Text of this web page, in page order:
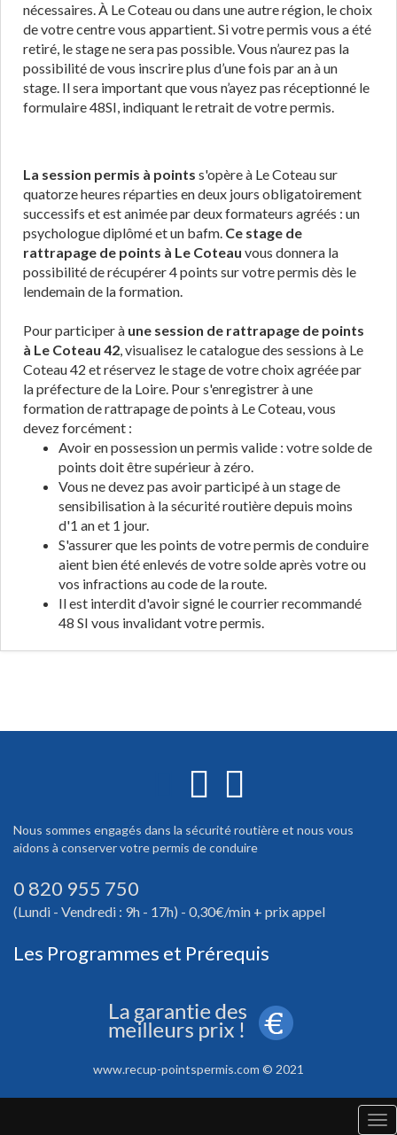
nécessaires. À Le Coteau ou dans une autre région, le choix
de votre centre vous appartient. Si votre permis vous a été
retiré, le stage ne sera pas possible. Vous n’aurez pas la
possibilité de vous inscrire plus d’une fois par an à un
stage. Il sera important que vous n’ayez pas réceptionné le
formulaire 48SI, indiquant le retrait de votre permis.
La session permis à points s'opère à Le Coteau sur
quatorze heures réparties en deux jours obligatoirement
successifs et est animée par deux formateurs agréés : un
psychologue diplômé et un bafm. Ce stage de
rattrapage de points à Le Coteau vous donnera la
possibilité de récupérer 4 points sur votre permis dès le
lendemain de la formation.
Pour participer à une session de rattrapage de points
à Le Coteau 42, visualisez le catalogue des sessions à Le
Coteau 42 et réservez le stage de votre choix agréée par
la préfecture de la Loire. Pour s'enregistrer à une
formation de rattrapage de points à Le Coteau, vous
devez forcément :
Avoir en possession un permis valide : votre solde de
points doit être supérieur à zéro.
Vous ne devez pas avoir participé à un stage de
sensibilisation à la sécurité routière depuis moins
d'1 an et 1 jour.
S'assurer que les points de votre permis de conduire
aient bien été enlevés de votre solde après votre ou
vos infractions au code de la route.
Il est interdit d'avoir signé le courrier recommandé
48 SI vous invalidant votre permis.
Nous sommes engagés dans la sécurité routière et nous vous
aidons à conserver votre permis de conduire
0 820 955 750
(Lundi - Vendredi : 9h - 17h) - 0,30€/min + prix appel
Les Programmes et Prérequis
www.recup-pointspermis.com © 2021